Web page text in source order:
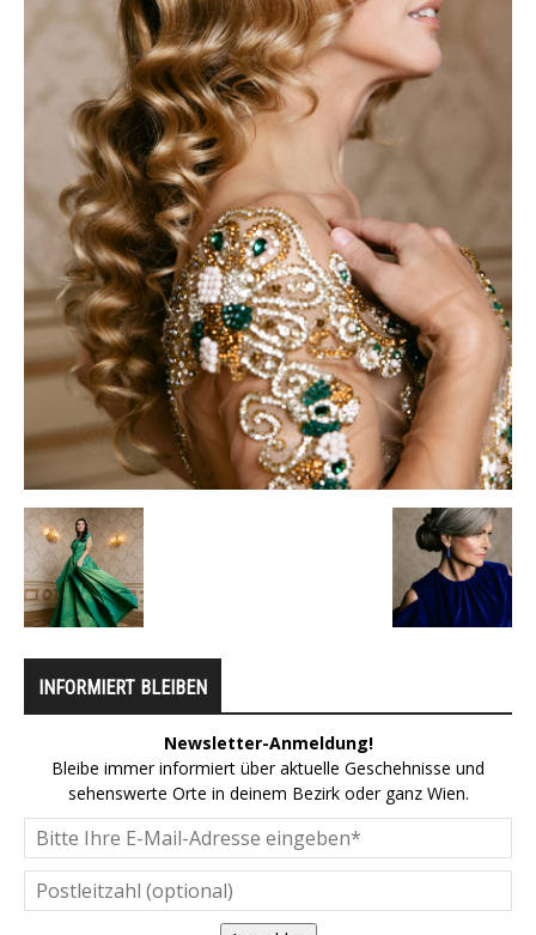
INFORMIERT BLEIBEN
Newsletter-Anmeldung!
Bleibe immer informiert über aktuelle Geschehnisse und
sehenswerte Orte in deinem Bezirk oder ganz Wien.